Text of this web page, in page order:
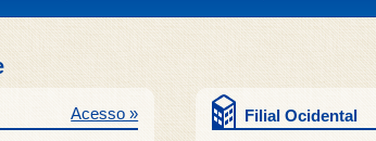
Acesso » Filial Ocidental